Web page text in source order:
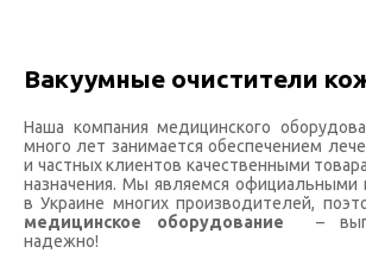
Вакуумные очистители
Наша компания медицинского
много лет занимается обеспечением
и частных клиентов качественными
назначения. Мы являемся официальными
в Украине многих производителей,
медицинское оборудование
–
надежно!